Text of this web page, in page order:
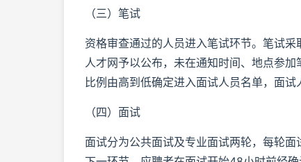
（三）笔试
资格审查通过的人员进入笔试环节。笔试
人才网予以公布，未在通知时间、地点参
比例由高到低确定进入面试人员名单，面
（四）面试
面试分为公共面试及专业面试两轮，每轮